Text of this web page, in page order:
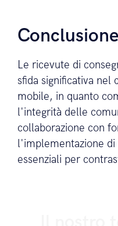
Conclusione
Le ricevute di
sfida significativa nel
mobile, in quanto
l'integrità delle
collaborazione con
l'implementazione
essenziali per